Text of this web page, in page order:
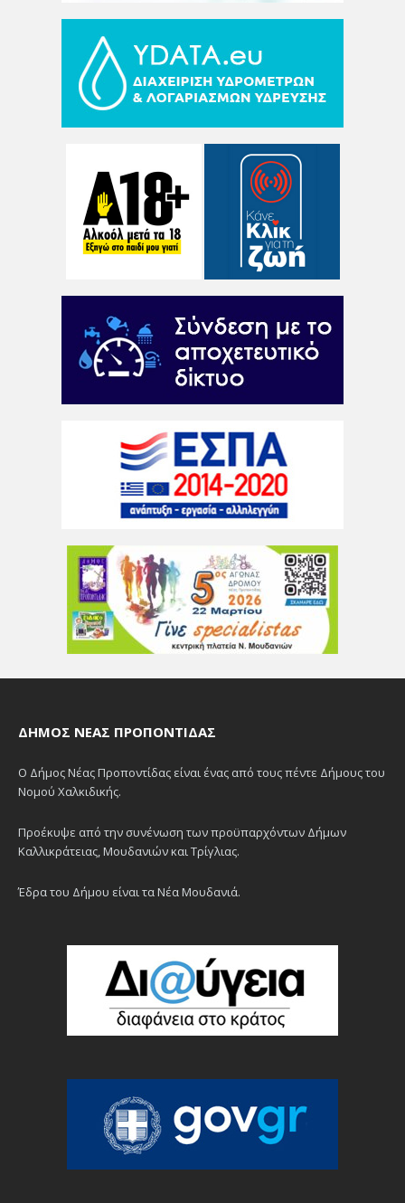
ΔΉΜΟΣ ΝΈΑΣ ΠΡΟΠΟΝΤΊΔΑΣ
Ο Δήμος Νέας Προποντίδας είναι ένας από τους πέντε Δήμους του
Νομού Χαλκιδικής.
Προέκυψε από την συνένωση των προϋπαρχόντων Δήμων
Καλλικράτειας, Μουδανιών και Τρίγλιας.
Έδρα του Δήμου είναι τα Νέα Μουδανιά.